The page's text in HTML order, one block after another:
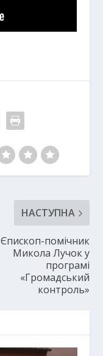
НАСТУПНА
Єпископ-помічник
Микола Лучок у
програмі
«Громадський
контроль»